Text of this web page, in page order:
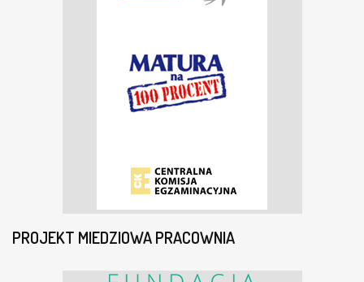
PROJEKT MIEDZIOWA PRACOWNIA